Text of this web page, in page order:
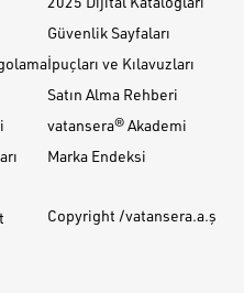
Güvenlik Sayfaları
İpuçları ve Kılavuzları
Satın Alma Rehberi
vatansera® Akademi
Marka Endeksi
Copyright /vatansera.a.ş